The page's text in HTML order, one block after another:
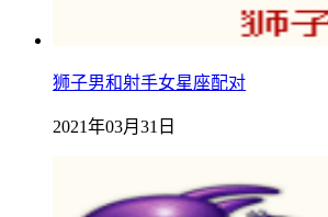
狮子男和射手女星座配对
2021年03月31日